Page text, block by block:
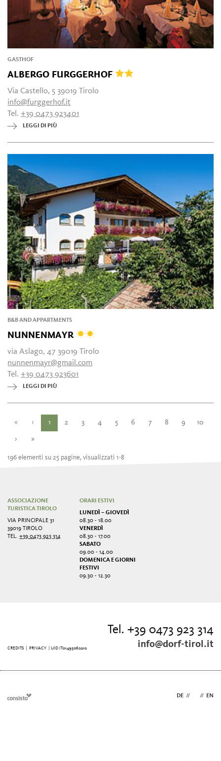
GASTHOF
ALBERGO FURGGERHOF
Via Castello, 5 39019 Tirolo
info@furggerhof.it
Tel.+39 0473 923401
LEGGI DI PIÙ
B&B AND APPARTMENTS
NUNNENMAYR
via Aslago, 47 39019 Tirolo
nunnenmayr@gmail.com
Tel.+39 0473 923601
LEGGI DI PIÙ
« ‹ 1 2 3 4 5 6 7 8 9 10
› »
196 elementi su 25 pagine, visualizzati 1-8
ASSOCIAZIONE
TURISTICA TIROLO
VIA PRINCIPALE 31
39019 TIROLO
TEL.+39 0473 923 314
ORARI ESTIVI
LUNEDÌ – GIOVEDÌ
08.30 - 18.00
VENERDÌ
08.30 - 17.00
SABATO
09.00 - 14.00
DOMENICA E GIORNI
FESTIVI
09.30 - 12.30
Tel. +39 0473 923 314
info@dorf-tirol.it
CREDITS |PRIVACY | UID IT01495060210
DE // // EN